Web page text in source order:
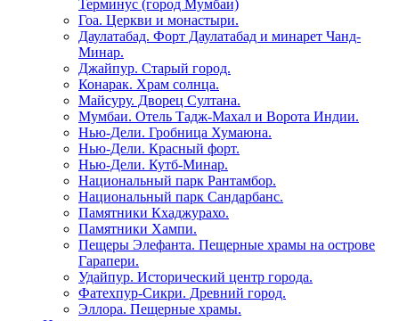
Терминус (город Мумбаи)
Гоа. Церкви и монастыри.
Даулатабад. Форт Даулатабад и минарет Чанд-
Минар.
Джайпур. Старый город.
Конарак. Храм солнца.
Майсуру. Дворец Султана.
Мумбаи. Отель Тадж-Махал и Ворота Индии.
Нью-Дели. Гробница Хумаюна.
Нью-Дели. Красный форт.
Нью-Дели. Кутб-Минар.
Национальный парк Рантамбор.
Национальный парк Сандарбанс.
Памятники Кхаджурахо.
Памятники Хампи.
Пещеры Элефанта. Пещерные храмы на острове
Гарапери.
Удайпур. Исторический центр города.
Фатехпур-Сикри. Древний город.
Эллора. Пещерные храмы.